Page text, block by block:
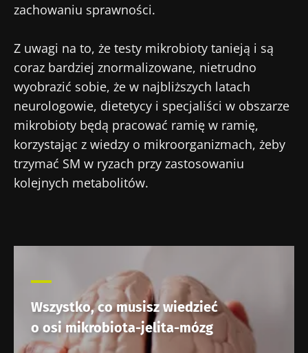
zachowaniu sprawności.
Z uwagi na to, że testy mikrobioty tanieją i są
coraz bardziej znormalizowane, nietrudno
wyobrazić sobie, że w najbliższych latach
neurologowie, dietetycy i specjaliści w obszarze
mikrobioty będą pracować ramię w ramię,
korzystając z wiedzy o mikroorganizmach, żeby
trzymać SM w ryzach przy zastosowaniu
kolejnych metabolitów.
Wszystko, co musisz wiedzieć
o osi mikrobiota-jelita-mózg